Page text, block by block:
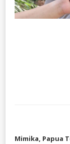
Mimika, Papua